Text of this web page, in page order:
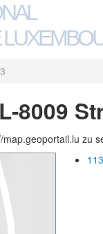
8009
zu